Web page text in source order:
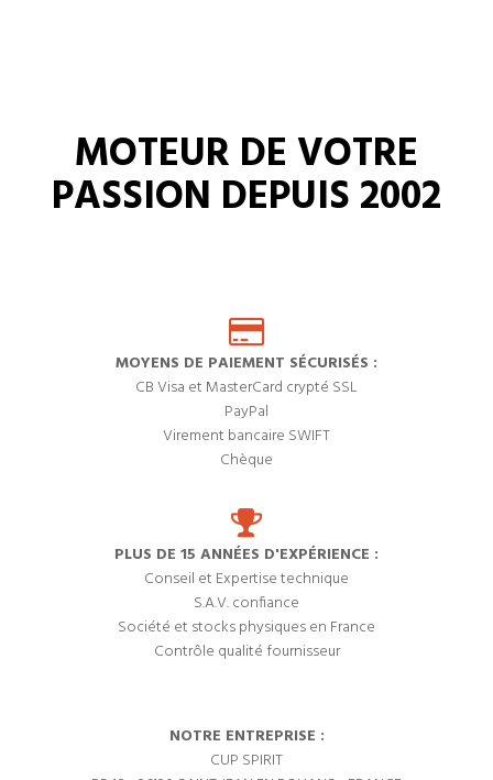
MOTEUR DE VOTRE
PASSION DEPUIS 2002
MOYENS DE PAIEMENT SÉCURISÉS :
CB Visa et MasterCard crypté SSL
PayPal
Virement bancaire SWIFT
Chèque
PLUS DE 15 ANNÉES D'EXPÉRIENCE :
Conseil et Expertise technique
S.A.V. confiance
Société et stocks physiques en France
Contrôle qualité fournisseur
NOTRE ENTREPRISE :
CUP SPIRIT